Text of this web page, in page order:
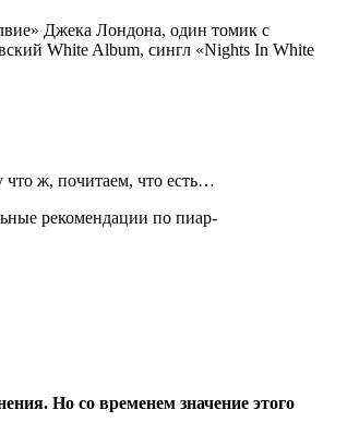
Джека Лондона, один томик с
White Album, сингл «Nights In White
что ж, почитаем, что есть…
рекомендации по пиар-
Но со временем значение этого